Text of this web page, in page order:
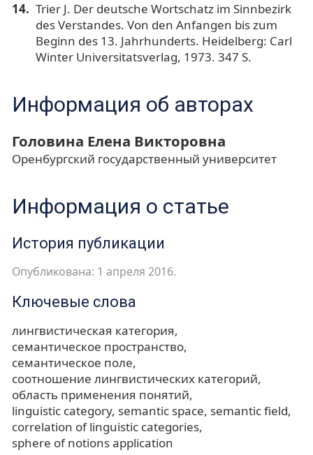
Trier J. Der deutsche Wortschatz im Sinnbezirk
des Verstandes. Von den Anfangen bis zum
Beginn des 13. Jahrhunderts. Heidelberg: Carl
Winter Universitatsverlag, 1973. 347 S.
Информация об авторах
Головина Елена Викторовна
Оренбургский государственный университет
Информация о статье
История публикации
Опубликована: 1 апреля 2016.
Ключевые слова
лингвистическая категория
семантическое пространство
семантическое поле
соотношение лингвистических категорий
область применения понятий
linguistic category semantic space semantic field
correlation of linguistic categories
sphere of notions application